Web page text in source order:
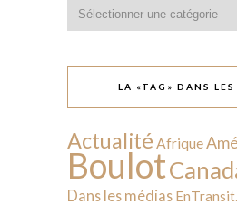
LA «TAG» DANS LES
Actualité Afrique
Boulot
Dans les médias